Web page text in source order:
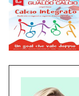
e
r
: